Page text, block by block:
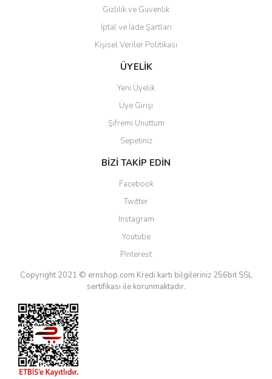
Gönder
Gizlilik ve Güvenlik
İptal ve İade Şartları
Kişisel Veriler Politikası
ÜYELİK
Yeni Üyelik
Üye Girişi
Şifremi Unuttum
Sepetiniz
BİZİ TAKİP EDİN
Facebook
Twitter
Instagram
Youtube
Pinterest
Copyright 2021 © ernshop.com Kredi kartı bilgileriniz 256bit SSL
sertifikası ile korunmaktadır.